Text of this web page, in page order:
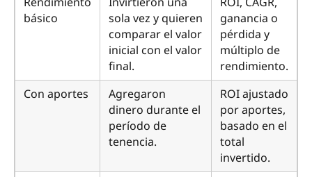
básico
sola vez y quieren
comparar el valor
inicial con el valor
final.
ganancia o
pérdida y
múltiplo de
rendimiento.
Con aportes
Agregaron
dinero durante el
período de
tenencia.
ROI ajustado
por aportes,
basado en el
total
invertido.